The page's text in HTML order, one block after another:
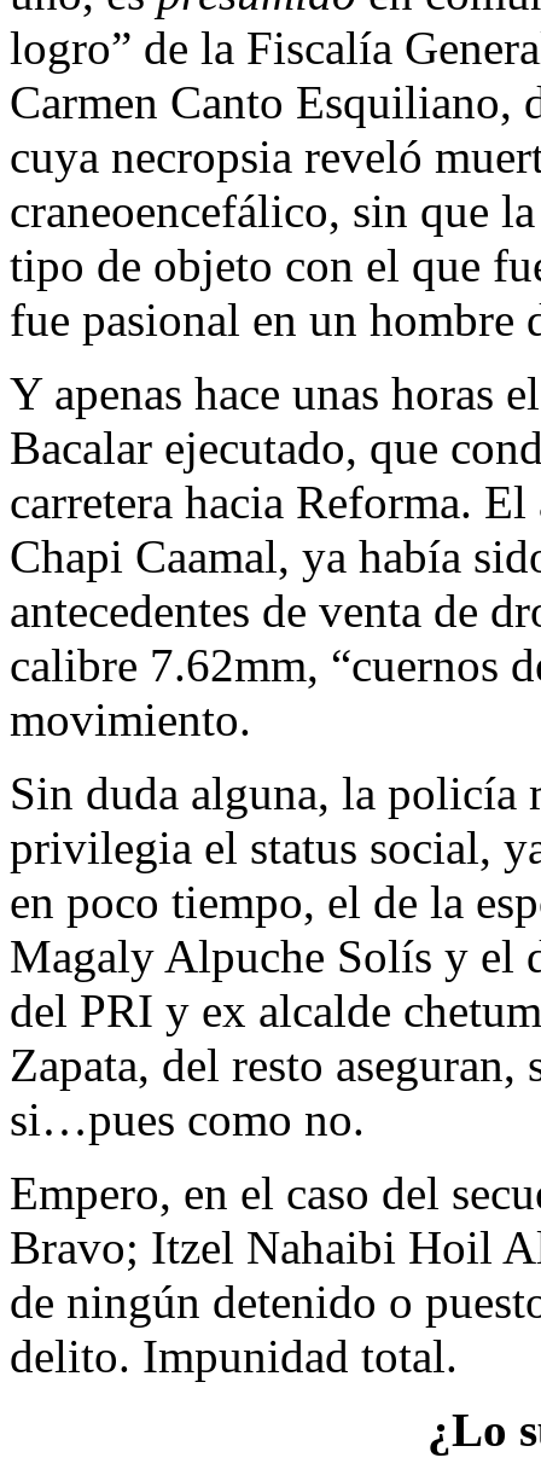
logro” de la Fiscalía
Carmen Canto Esquiliano,
cuya necropsia reveló
craneoencefálico, sin que
tipo de objeto con el que
fue pasional en un hombre
Y apenas hace unas horas
Bacalar ejecutado, que
carretera hacia Reforma.
Chapi Caamal, ya había
antecedentes de venta de
calibre 7.62mm, “cuernos
movimiento.
Sin duda alguna, la policía
privilegia el status social,
en poco tiempo, el de la
Magaly Alpuche Solís y el
del PRI y ex alcalde
Zapata, del resto aseguran,
si…pues como no.
Empero, en el caso del
Bravo; Itzel Nahaibi Hoil
de ningún detenido o
delito. Impunidad total.
¿Lo